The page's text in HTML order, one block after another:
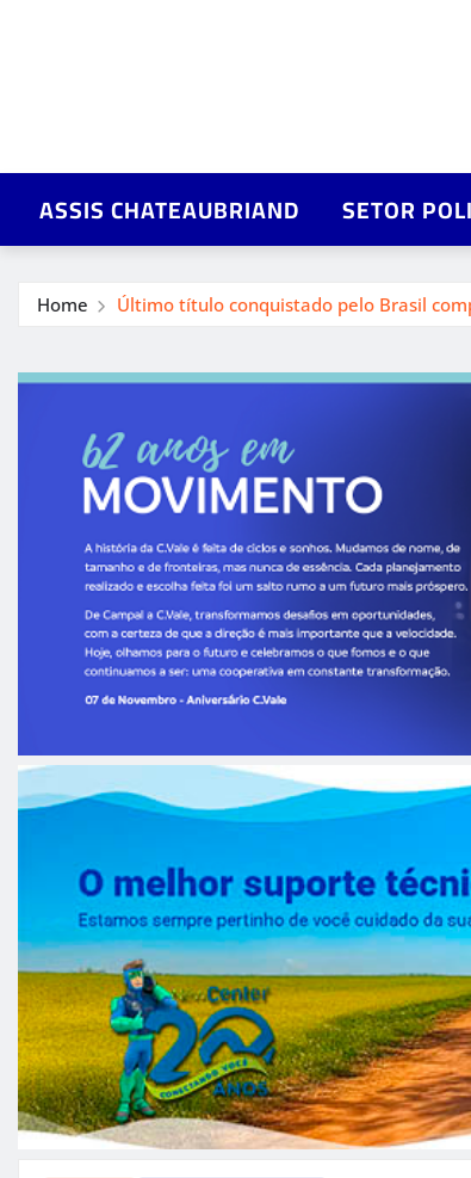
ASSIS CHATEAUBRIAND SETOR
Home Último título conquistado pelo Brasil